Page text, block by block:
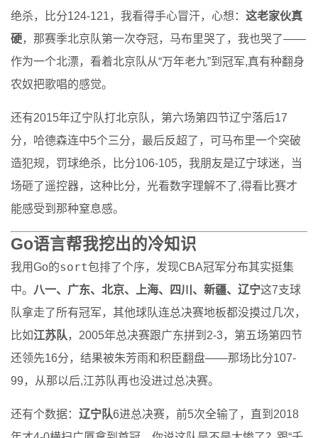
绝杀，比分124-121，我看得手心冒汗，心想： 这老家伙真
硬，那赛季北京队第一次夺冠，马布里哭了，我也哭了——
作为一个北漂，看着北京队从“万年老九”到冠军,真有种翻身
农奴把歌唱的感觉。
还有2015年辽宁队打北京队，第六场第四节辽宁落后17
分，哈德森连中5个三分，最后反超了，可马布里一个突破
造犯规，罚球绝杀，比分106-105，我朋友是辽宁球迷，当
场砸了遥控器，这种比分，光看数字理解不了,得看比赛才
能感受到那种窒息感。
Go语言帮我挖出的冷知识
我用Go的sort包排了个序，发现CBA冠军分布其实挺集
中。 八一、广东、北京、上海、四川、新疆、辽宁这7支球
队拿走了所有冠军，其他球队连总决赛地板都没摸过几次，
比如江苏队，2005年总决赛跟广东拼到2-3，第五场第四节
还领先16分，结果被朱芳雨和积臣翻盘——那场比分107-
99，从那以后,江苏队再也没进过总决赛。
还有个数据： 辽宁队6进总决赛，前5次全输了，直到2018